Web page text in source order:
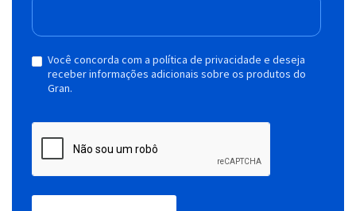
Você concorda com a política de privacidade e deseja
receber informações adicionais sobre os produtos do
Gran.